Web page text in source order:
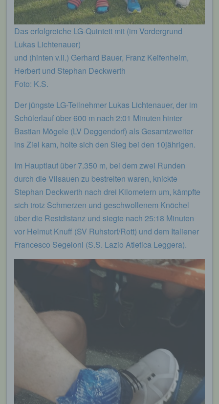
Das erfolgreiche LG-Quintett mit (im Vordergrund
Lukas Lichtenauer)
und (hinten v.li.) Gerhard Bauer, Franz Keifenheim,
Herbert und Stephan Deckwerth
Foto: K.S.
Der jüngste LG-Teilnehmer Lukas Lichtenauer, der im
Schülerlauf über 600 m nach 2:01 Minuten hinter
Bastian Mögele (LV Deggendorf) als Gesamtzweiter
ins Ziel kam, holte sich den Sieg bei den 10jährigen.
Im Hauptlauf über 7.350 m, bei dem zwei Runden
durch die Vilsauen zu bestreiten waren, knickte
Stephan Deckwerth nach drei Kilometern um, kämpfte
sich trotz Schmerzen und geschwollenem Knöchel
über die Restdistanz und siegte nach 25:18 Minuten
vor Helmut Knuff (SV Ruhstorf/Rott) und dem Italiener
Francesco Segeloni (S.S. Lazio Atletica Leggera).